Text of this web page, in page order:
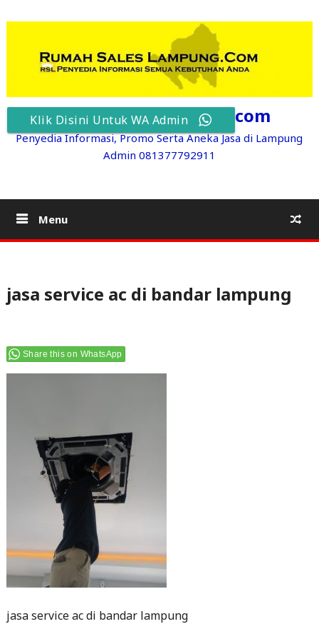
content
RumahSalesLampung.com
Penyedia Informasi, Promo Serta Aneka Jasa di Lampung
Admin 081377792911
Menu
jasa service ac di bandar lampung
Share this on WhatsApp
jasa service ac di bandar lampung
Klik Disini Untuk WA Admin